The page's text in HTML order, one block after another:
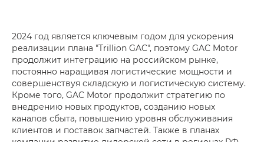
2024 год является ключевым годом для ускорения
реализации плана "Trillion GAC", поэтому GAC Motor
продолжит интеграцию на российском рынке,
постоянно наращивая логистические мощности и
совершенствуя складскую и логистическую систему.
Кроме того, GAC Motor продолжит стратегию по
внедрению новых продуктов, созданию новых
каналов сбыта, повышению уровня обслуживания
клиентов и поставок запчастей. Также в планах